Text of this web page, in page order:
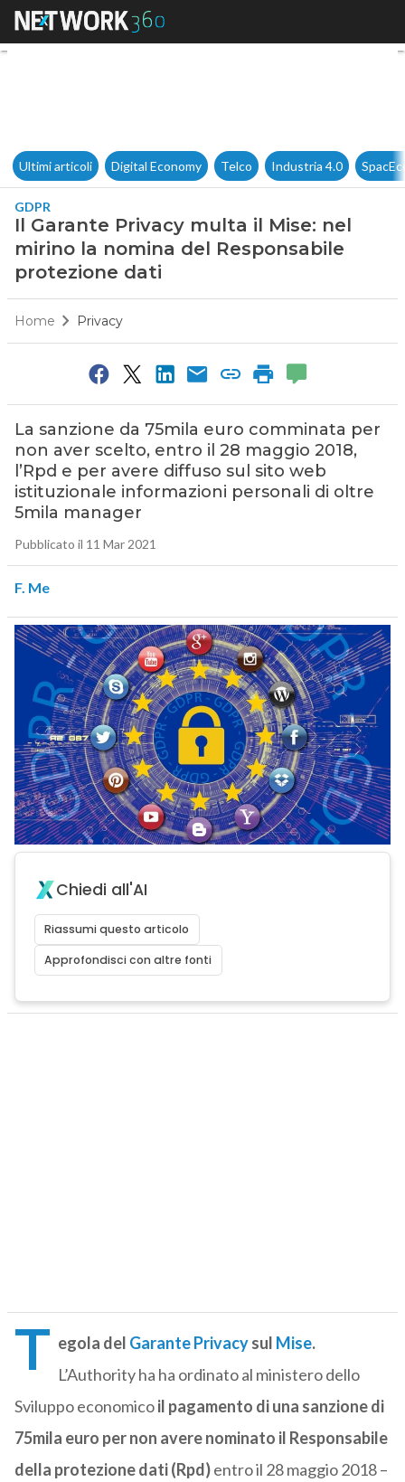
Il Garante Privacy multa il
Ultimi articoli Digital Economy Telco Industria 4.0
GDPR
Il Garante Privacy multa il Mise: nel
mirino la nomina del Responsabile
protezione dati
Home Privacy
La sanzione da 75mila euro comminata per
non aver scelto, entro il 28 maggio 2018,
l’Rpd e per avere diffuso sul sito web
istituzionale informazioni personali di oltre
5mila manager
Pubblicato il 11 Mar 2021
F. Me
Chiedi all'AI
Riassumi questo articolo
Approfondisci con altre fonti
T egola del Garante Privacysul Mise.
L’Authority ha ha ordinato al ministero dello
Sviluppo economicoil pagamento di una sanzione di
75mila euro per non avere nominato il Responsabile
della protezione dati (Rpd)entro il 28 maggio 2018 –